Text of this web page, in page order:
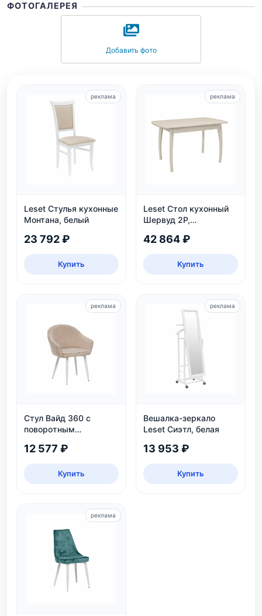
ФОТОГАЛЕРЕЯ
Добавить фото
Leset Стулья кухонные
Монтана, белый
23 792 ₽
Купить
реклама
Leset Стол кухонный
Шервуд 2Р,
42 864 ₽
Купить
реклама
Стул Вайд 360 с
поворотным
каркас, велюр
12 577 ₽
Купить
реклама
Вешалка-зеркало
Leset Сиэтл, белая
13 953 ₽
Купить
реклама
реклама